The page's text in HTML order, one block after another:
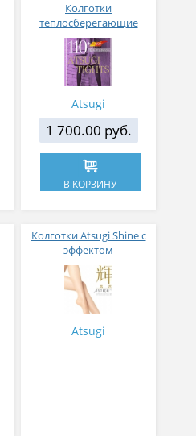
Колготки
теплосберегающие
ATSUGI TIGHTS S-M 2
пары 110 ден
Atsugi
1 700.00 руб.
В КОРЗИНУ
Колготки Atsugi Shine с
эффектом
переливающихся нитей
черные M-L
Atsugi